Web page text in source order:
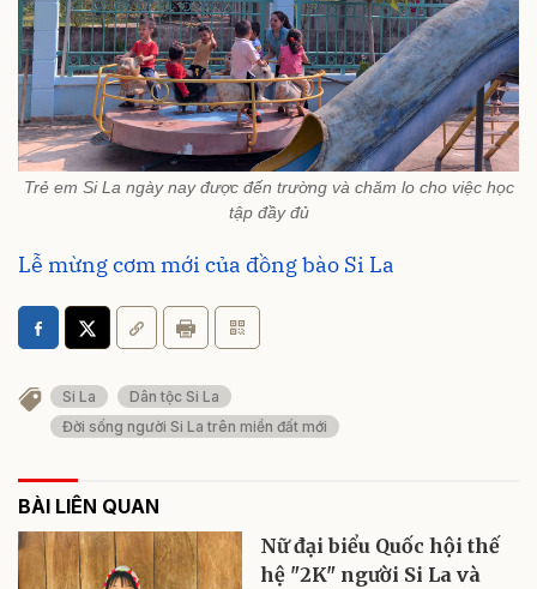
Trẻ em Si La ngày nay được đến trường và chăm lo cho việc học
tập đầy đủ
Lễ mừng cơm mới của đồng bào Si La
Si La
Dân tộc Si La
Đời sống người Si La trên miền đất mới
BÀI LIÊN QUAN
Nữ đại biểu Quốc hội thế
hệ "2K" người Si La và